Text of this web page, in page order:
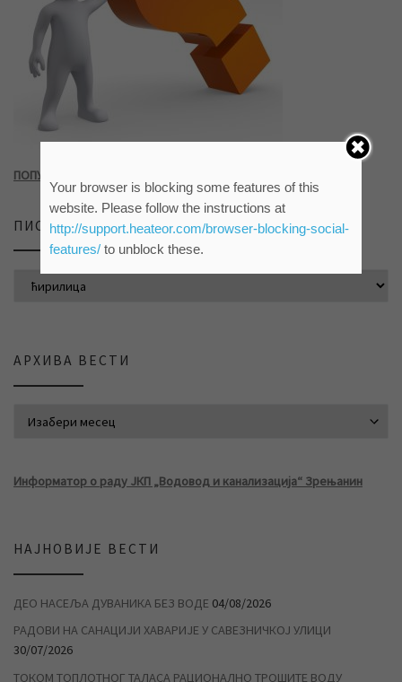
ПОПУНИТЕ УПИТНИК КЛИКОМ НА СЛИКУ ИЛИ ОВАЈ ЛИНК
ПИСМО САЈТА
АРХИВА ВЕСТИ
Информатор о раду ЈКП „Водовод и канализација“ Зрењанин
НАЈНОВИЈЕ ВЕСТИ
ДЕО НАСЕЉА ДУВАНИКА БЕЗ ВОДЕ 04/08/2026
РАДОВИ НА САНАЦИЈИ ХАВАРИЈЕ У САВЕЗНИЧКОЈ УЛИЦИ
30/07/2026
ТОКОМ ТОПЛОТНОГ ТАЛАСА РАЦИОНАЛНО ТРОШИТЕ ВОДУ
Your browser is blocking some features of this
website. Please follow the instructions at
http://support.heateor.com/browser-blocking-social-
features/to unblock these.